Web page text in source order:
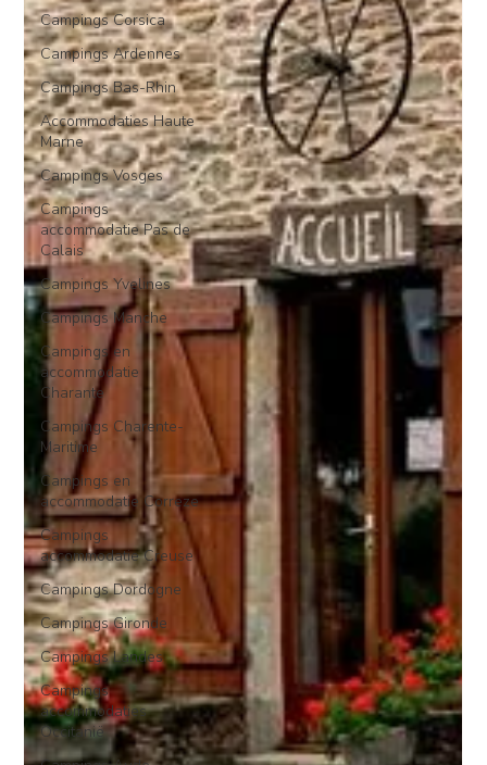
Campings Corsica
Campings Ardennes
Campings Bas-Rhin
Accommodaties Haute
Marne
Campings Vosges
Campings
accommodatie Pas de
Calais
Campings Yvelines
Campings Manche
Campings en
accommodatie
Charante
Campings Charente-
Maritime
Campings en
accommodatie Correze
Campings
accommodatie Creuse
Campings Dordogne
Campings Gironde
Campings Landes
Campings
accommodaties
Occitanië